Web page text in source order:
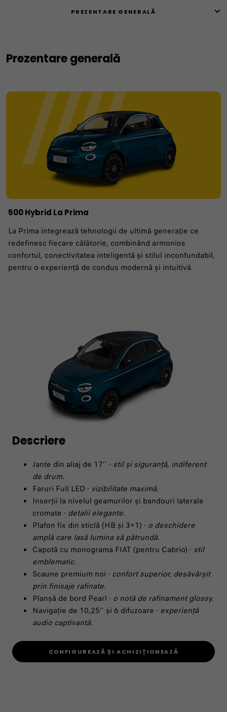
PREZENTARE GENERALĂ
Prezentare generală
500 Hybrid La Prima
La Prima integrează tehnologii de ultimă generație ce
redefinesc fiecare călătorie, combinând armonios
confortul, conectivitatea inteligentă și stilul inconfundabil,
pentru o experiență de condus modernă și intuitivă.
Descriere
Jante din aliaj de 17’’ - stil și siguranță, indiferent
de drum.
Faruri Full LED - vizibilitate maximă.
Inserții la nivelul geamurilor și bandouri laterale
cromate - detalii elegante.
Plafon fix din sticlă (HB și 3+1) - o deschidere
amplă care lasă lumina să pătrundă.
Capotă cu monograma FIAT (pentru Cabrio) - stil
emblematic.
Scaune premium noi - confort superior, desăvârșit
prin finisaje rafinate.
Planșă de bord Pearl - o notă de rafinament glossy.
Navigație de 10,25’’ și 6 difuzoare - experiență
audio captivantă.
CONFIGUREAZĂ ȘI ACHIZIȚIONEAZĂ